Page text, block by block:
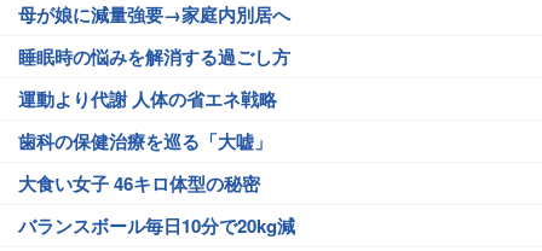
母が娘に減量強要→家庭内別居へ
睡眠時の悩みを解消する過ごし方
運動より代謝 人体の省エネ戦略
歯科の保健治療を巡る「大嘘」
大食い女子 46キロ体型の秘密
バランスボール毎日10分で20kg減